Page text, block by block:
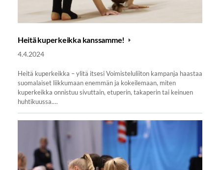
Heitä kuperkeikka kanssamme!
4.4.2024
Heitä kuperkeikka – ylitä itsesi Voimisteluliiton kampanja haastaa
suomalaiset liikkumaan enemmän ja kokeilemaan, miten
kuperkeikka onnistuu sivuttain, etuperin, takaperin tai keinuen
huhtikuussa.…